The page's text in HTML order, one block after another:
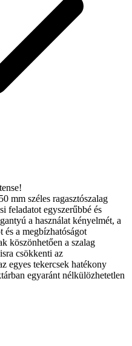
mm széles ragasztószalag
feladatot egyszerűbbé és
a használat kényelmét, a
és a megbízhatóságot
köszönhetően a szalag
csökkenti az
egyes tekercsek hatékony
egyaránt nélkülözhetetlen